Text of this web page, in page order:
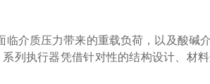
介质压力带来的重载负荷，以及酸碱
列执行器凭借针对性的结构设计、材